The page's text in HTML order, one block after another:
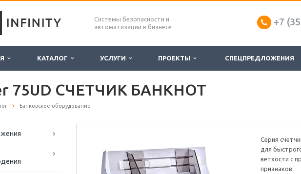
Системы безопасности и
автоматизации в бизнесе
+7
КАТАЛОГ УСЛУГИ ПРОЕКТЫ СПЕЦПРЕДЛОЖЕНИЯ
75UD СЧЕТЧИК БАНКНОТ
Банковское оборудование
Серия
для
ветхости с
признаков.